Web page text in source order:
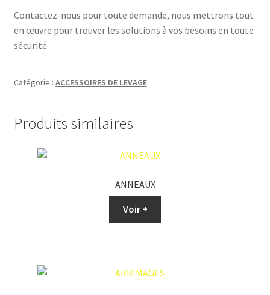
Contactez-nous pour toute demande, nous mettrons tout
en œuvre pour trouver les solutions à vos besoins en toute
sécurité.
Catégorie : ACCESSOIRES DE LEVAGE
Produits similaires
ANNEAUX
Voir +